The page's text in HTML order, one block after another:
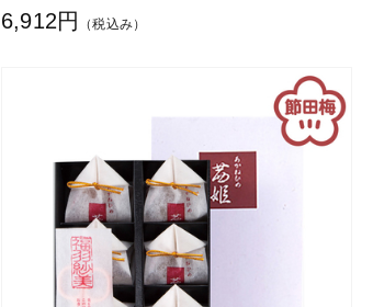
6,912円 （税込み）